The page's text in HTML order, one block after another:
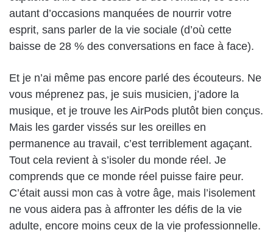
autant d’occasions manquées de nourrir votre
esprit, sans parler de la vie sociale (d’où cette
baisse de 28 % des conversations en face à face).
Et je n’ai même pas encore parlé des écouteurs. Ne
vous méprenez pas, je suis musicien, j’adore la
musique, et je trouve les AirPods plutôt bien conçus.
Mais les garder vissés sur les oreilles en
permanence au travail, c’est terriblement agaçant.
Tout cela revient à s’isoler du monde réel. Je
comprends que ce monde réel puisse faire peur.
C’était aussi mon cas à votre âge, mais l’isolement
ne vous aidera pas à affronter les défis de la vie
adulte, encore moins ceux de la vie professionnelle.